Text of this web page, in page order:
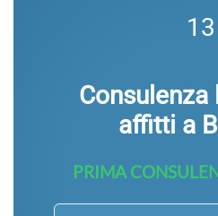
13
Consulenza
affitti a
PRIMA